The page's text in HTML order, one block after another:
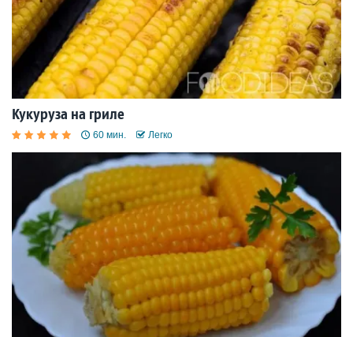
Кукуруза на гриле
60 мин. Легко